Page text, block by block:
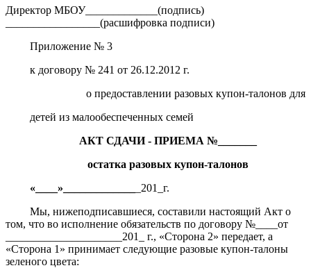
Директор МБОУ_____________(подпись)
_________________(расшифровка подписи)
Приложение № 3
к договору № 241 от 26.12.2012 г.
о предоставлении разовых купон-талонов для
детей из малообеспеченных семей
АКТ СДАЧИ - ПРИЕМА №_______
остатка разовых купон-талонов
«____»_____________
_201_г.
Мы, нижеподписавшиеся, составили настоящий Акт о
том, что во исполнение обязательств по договору №____от
_____________________201_ г., «Сторона 2» передает, а
«Сторона 1» принимает следующие разовые купон-талоны
зеленого цвета: